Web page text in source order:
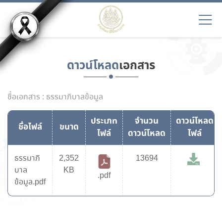
ดาวน์โหลดเอกสาร
ชื่อเอกสาร : ธรรมาภิบาลข้อมูล
ชื่อไฟล์ ขนาด
ประเภท
ไฟล์
จำนวน
ดาวน์โหลด
ดาวน์โหลด
ไฟล์
ธรรมาภิ
บาล
ข้อมูล.pdf
2,352
KB
.pdf
13694